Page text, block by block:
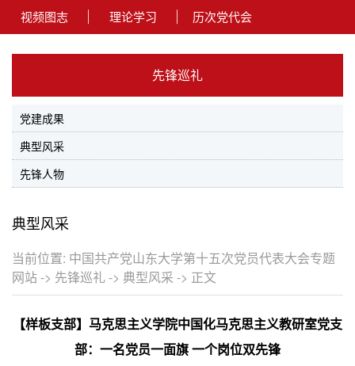
视频图志
理论学习 历次党代会
先锋巡礼
党建成果
典型风采
先锋人物
典型风采
当前位置: 中国共产党山东大学第十五次党员代表大会专题
网站-> 先锋巡礼-> 典型风采 -> 正文
【样板支部】马克思主义学院中国化马克思主义教研室党支
部：一名党员一面旗 一个岗位双先锋